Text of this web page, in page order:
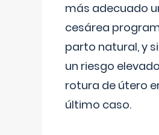
más adecuado
cesárea
parto natural, y
un riesgo
rotura de útero
último caso.